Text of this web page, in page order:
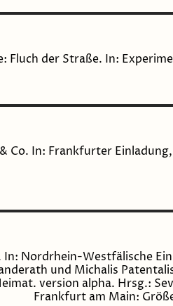
Fluch der Straße. In:
Co. In: Frankfurter
Nordrhein-Westfälische
und Michalis
version alpha. Hrsg.:
Frankfurt am Main: